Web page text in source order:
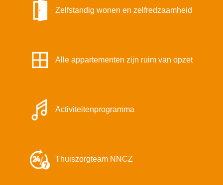
Zelfstandig wonen en zelfredzaamheid
Alle appartementen zijn ruim van opzet
Activiteitenprogramma
Thuiszorgteam NNCZ